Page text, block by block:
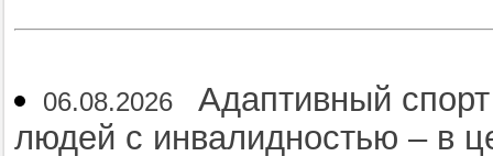
06.08.2026 Адаптивный
людей с инвалидностью – в